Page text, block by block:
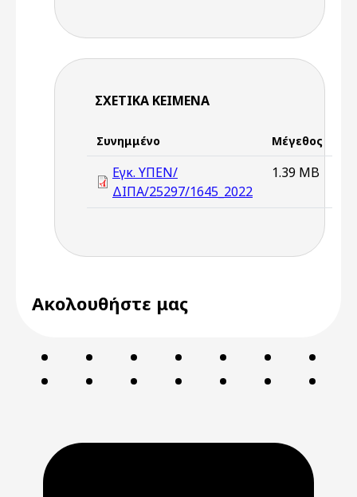
ΣΧΕΤΙΚΆ ΚΕΊΜΕΝΑ
Συνημμένο Μέγεθος
Εγκ. ΥΠΕΝ/
ΔΙΠΑ/25297/1645_2022
1.39 MB
Ακολουθήστε μας